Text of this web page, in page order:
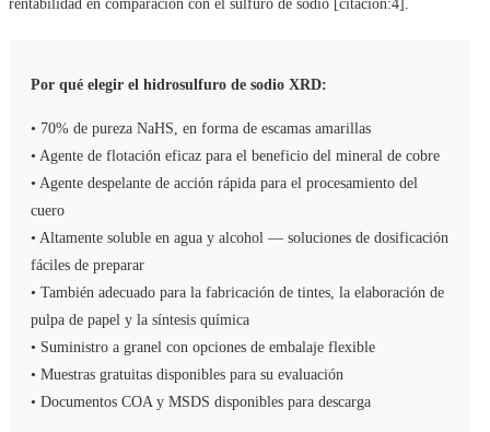
rentabilidad en comparación con el sulfuro de sodio [citación:4].
Por qué elegir el hidrosulfuro de sodio XRD:
• 70% de pureza NaHS, en forma de escamas amarillas
• Agente de flotación eficaz para el beneficio del mineral de cobre
• Agente despelante de acción rápida para el procesamiento del
cuero
• Altamente soluble en agua y alcohol — soluciones de dosificación
fáciles de preparar
• También adecuado para la fabricación de tintes, la elaboración de
pulpa de papel y la síntesis química
• Suministro a granel con opciones de embalaje flexible
• Muestras gratuitas disponibles para su evaluación
• Documentos COA y MSDS disponibles para descarga